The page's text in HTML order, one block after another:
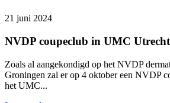
21 juni 2024
NVDP coupeclub in UMC Utrecht
Zoals al aangekondigd op het NVDP
Groningen zal er op 4 oktober een NVDP
het UMC...